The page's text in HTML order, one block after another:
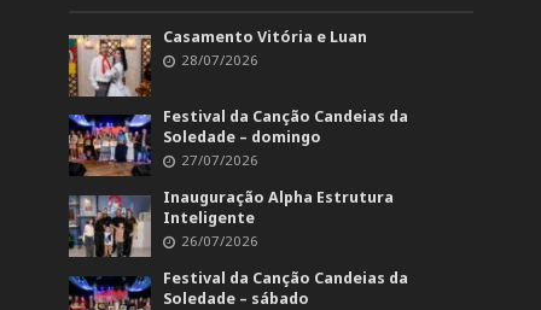
Casamento Vitória e Luan
28/07/2026
Festival da Canção Candeias da
Soledade – domingo
27/07/2026
Inauguração Alpha Estrutura
Inteligente
26/07/2026
Festival da Canção Candeias da
Soledade – sábado